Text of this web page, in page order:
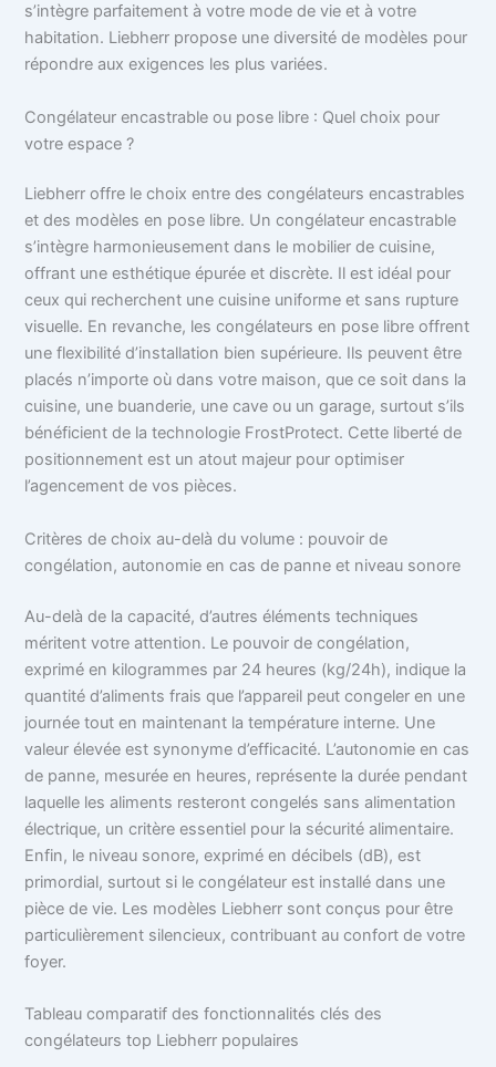
s’intègre parfaitement à votre mode de vie et à votre
habitation. Liebherr propose une diversité de modèles pour
répondre aux exigences les plus variées.
Congélateur encastrable ou pose libre : Quel choix pour
votre espace ?
Liebherr offre le choix entre des congélateurs encastrables
et des modèles en pose libre. Un congélateur encastrable
s’intègre harmonieusement dans le mobilier de cuisine,
offrant une esthétique épurée et discrète. Il est idéal pour
ceux qui recherchent une cuisine uniforme et sans rupture
visuelle. En revanche, les congélateurs en pose libre offrent
une flexibilité d’installation bien supérieure. Ils peuvent être
placés n’importe où dans votre maison, que ce soit dans la
cuisine, une buanderie, une cave ou un garage, surtout s’ils
bénéficient de la technologie FrostProtect. Cette liberté de
positionnement est un atout majeur pour optimiser
l’agencement de vos pièces.
Critères de choix au-delà du volume : pouvoir de
congélation, autonomie en cas de panne et niveau sonore
Au-delà de la capacité, d’autres éléments techniques
méritent votre attention. Le pouvoir de congélation,
exprimé en kilogrammes par 24 heures (kg/24h), indique la
quantité d’aliments frais que l’appareil peut congeler en une
journée tout en maintenant la température interne. Une
valeur élevée est synonyme d’efficacité. L’autonomie en cas
de panne, mesurée en heures, représente la durée pendant
laquelle les aliments resteront congelés sans alimentation
électrique, un critère essentiel pour la sécurité alimentaire.
Enfin, le niveau sonore, exprimé en décibels (dB), est
primordial, surtout si le congélateur est installé dans une
pièce de vie. Les modèles Liebherr sont conçus pour être
particulièrement silencieux, contribuant au confort de votre
foyer.
Tableau comparatif des fonctionnalités clés des
congélateurs top Liebherr populaires